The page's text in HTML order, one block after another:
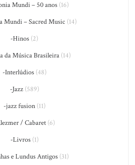
Mundi – 50 anos(16)
Mundi – Sacred Music (14)
-Hinos (2)
da Música Brasileira(14)
-Interlúdios(48)
-Jazz(589)
-jazz fusion(11)
/ Cabaret (6)
-Livros(1)
e Lundus Antigos (31)